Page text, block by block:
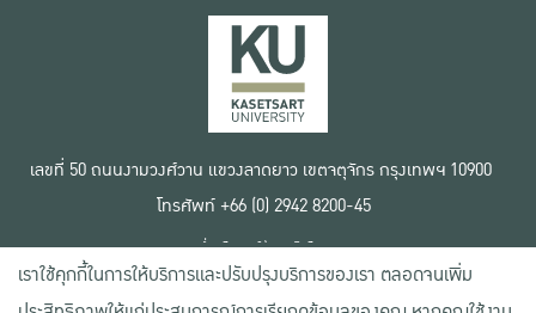
เลขที่ 50 ถนนงามวงศ์วาน แขวงลาดยาว เขตจตุจักร กรุงเทพฯ 10900
โทรศัพท์ +66 (0) 2942 8200-45
เงื่อนไขการใช้งานเว็บไซต์
ข้อตกลงด้านสิทธิ์ใช้งาน
นโยบายความเป็นส่วนตัว
เราใช้คุกกี้ในการให้บริการและปรับปรุงบริการของเรา ตลอดจนเพิ่ม